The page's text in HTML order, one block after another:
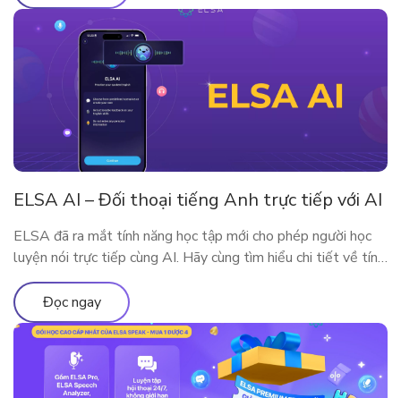
ELSA AI – Đối thoại tiếng Anh trực tiếp với AI
ELSA đã ra mắt tính năng học tập mới cho phép người học
luyện nói trực tiếp cùng AI. Hãy cùng tìm hiểu chi tiết về tính
năng qua bài viết
Đọc ngay